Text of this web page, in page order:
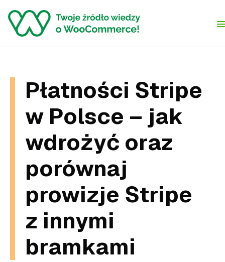
Płatności Stripe
w Polsce – jak
wdrożyć oraz
porównaj
prowizje Stripe
z innymi
bramkami